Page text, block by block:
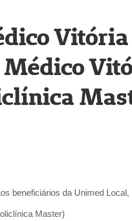
beneficiários da Unimed Local,
Master)